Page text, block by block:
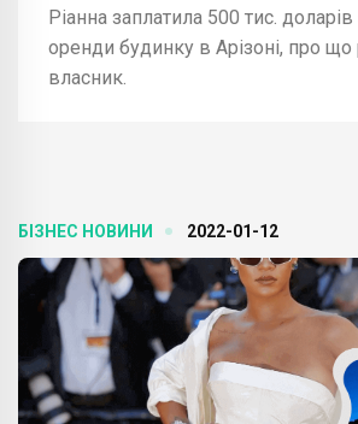
Ріанна заплатила 500 тис.
оренди будинку в Арізоні, про що
власник.
БІЗНЕС НОВИНИ 2022-01-12